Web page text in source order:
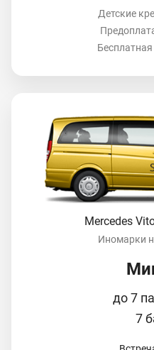
Детские
Mercedes
Иномарки
до 7
7